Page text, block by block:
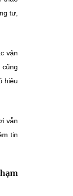
tư,
vận
cũng
hiệu
vẫn
tin